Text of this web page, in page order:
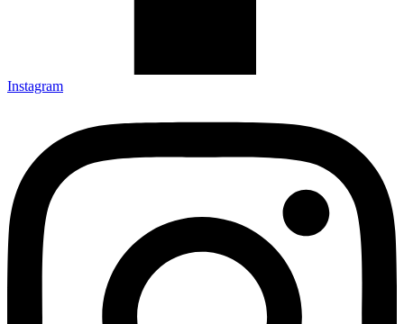
Instagram